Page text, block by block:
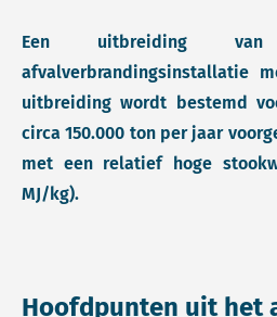
Een uitbreiding
afvalverbrandingsinstallatie
uitbreiding wordt bestemd
circa 150.000 ton per jaar
met een relatief hoge
MJ/kg).
Hoofdpunten uit het